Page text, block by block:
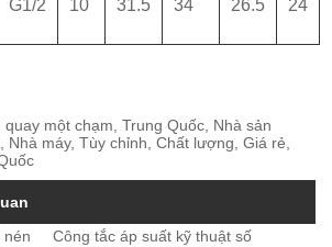
G1/2 10 31.5 34 26.5 24
một chạm, Trung Quốc, Nhà sản
Nhà máy, Tùy chỉnh, Chất lượng, Giá rẻ,
nén
Công tắc áp suất kỹ thuật số